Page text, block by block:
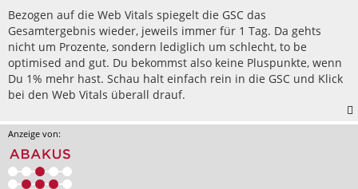
Bezogen auf die Web Vitals spiegelt die GSC das
Gesamtergebnis wieder, jeweils immer für 1 Tag. Da gehts
nicht um Prozente, sondern lediglich um schlecht, to be
optimised and gut. Du bekommst also keine Pluspunkte, wenn
Du 1% mehr hast. Schau halt einfach rein in die GSC und Klick
bei den Web Vitals überall drauf.
Anzeige von: